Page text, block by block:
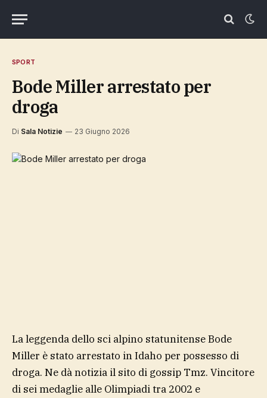
SPORT
Bode Miller arrestato per
droga
Di Sala Notizie 23 Giugno 2026
La leggenda dello sci alpino statunitense Bode
Miller è stato arrestato in Idaho per possesso di
droga. Ne dà notizia il sito di gossip Tmz. Vincitore
di sei medaglie alle Olimpiadi tra 2002 e